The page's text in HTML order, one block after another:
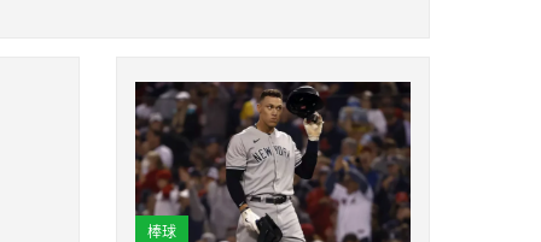
棒球